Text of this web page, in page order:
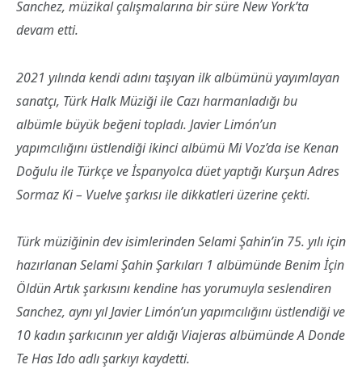
Sanchez, müzikal çalışmalarına bir süre New York’ta
devam etti.
2021 yılında kendi adını taşıyan ilk albümünü yayımlayan
sanatçı, Türk Halk Müziği ile Cazı harmanladığı bu
albümle büyük beğeni topladı. Javier Limón’un
yapımcılığını üstlendiği ikinci albümü Mi Voz’da ise Kenan
Doğulu ile Türkçe ve İspanyolca düet yaptığı Kurşun Adres
Sormaz Ki – Vuelve şarkısı ile dikkatleri üzerine çekti.
Türk müziğinin dev isimlerinden Selami Şahin’in 75. yılı için
hazırlanan Selami Şahin Şarkıları 1 albümünde Benim İçin
Öldün Artık şarkısını kendine has yorumuyla seslendiren
Sanchez, aynı yıl Javier Limón’un yapımcılığını üstlendiği ve
10 kadın şarkıcının yer aldığı Viajeras albümünde A Donde
Te Has Ido adlı şarkıyı kaydetti.